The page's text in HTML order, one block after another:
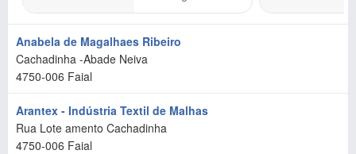
Anabela de Magalhaes Ribeiro
Cachadinha -Abade Neiva
4750-006 Faial
Arantex - Indústria Textil de Malhas
Rua Lote amento Cachadinha
4750-006 Faial